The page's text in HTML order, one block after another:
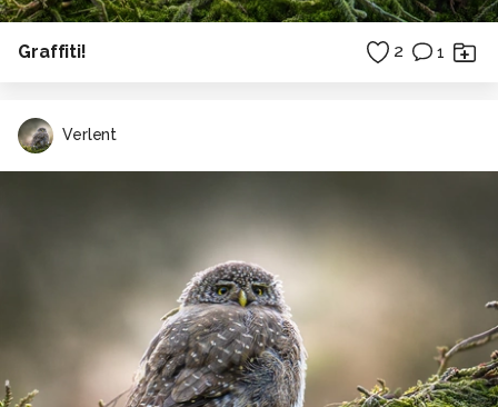
Graffiti! 2 1
Verlent